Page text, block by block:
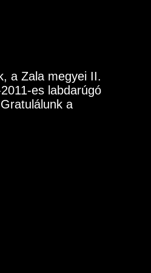
a Zala megyei II.
es labdarúgó
a